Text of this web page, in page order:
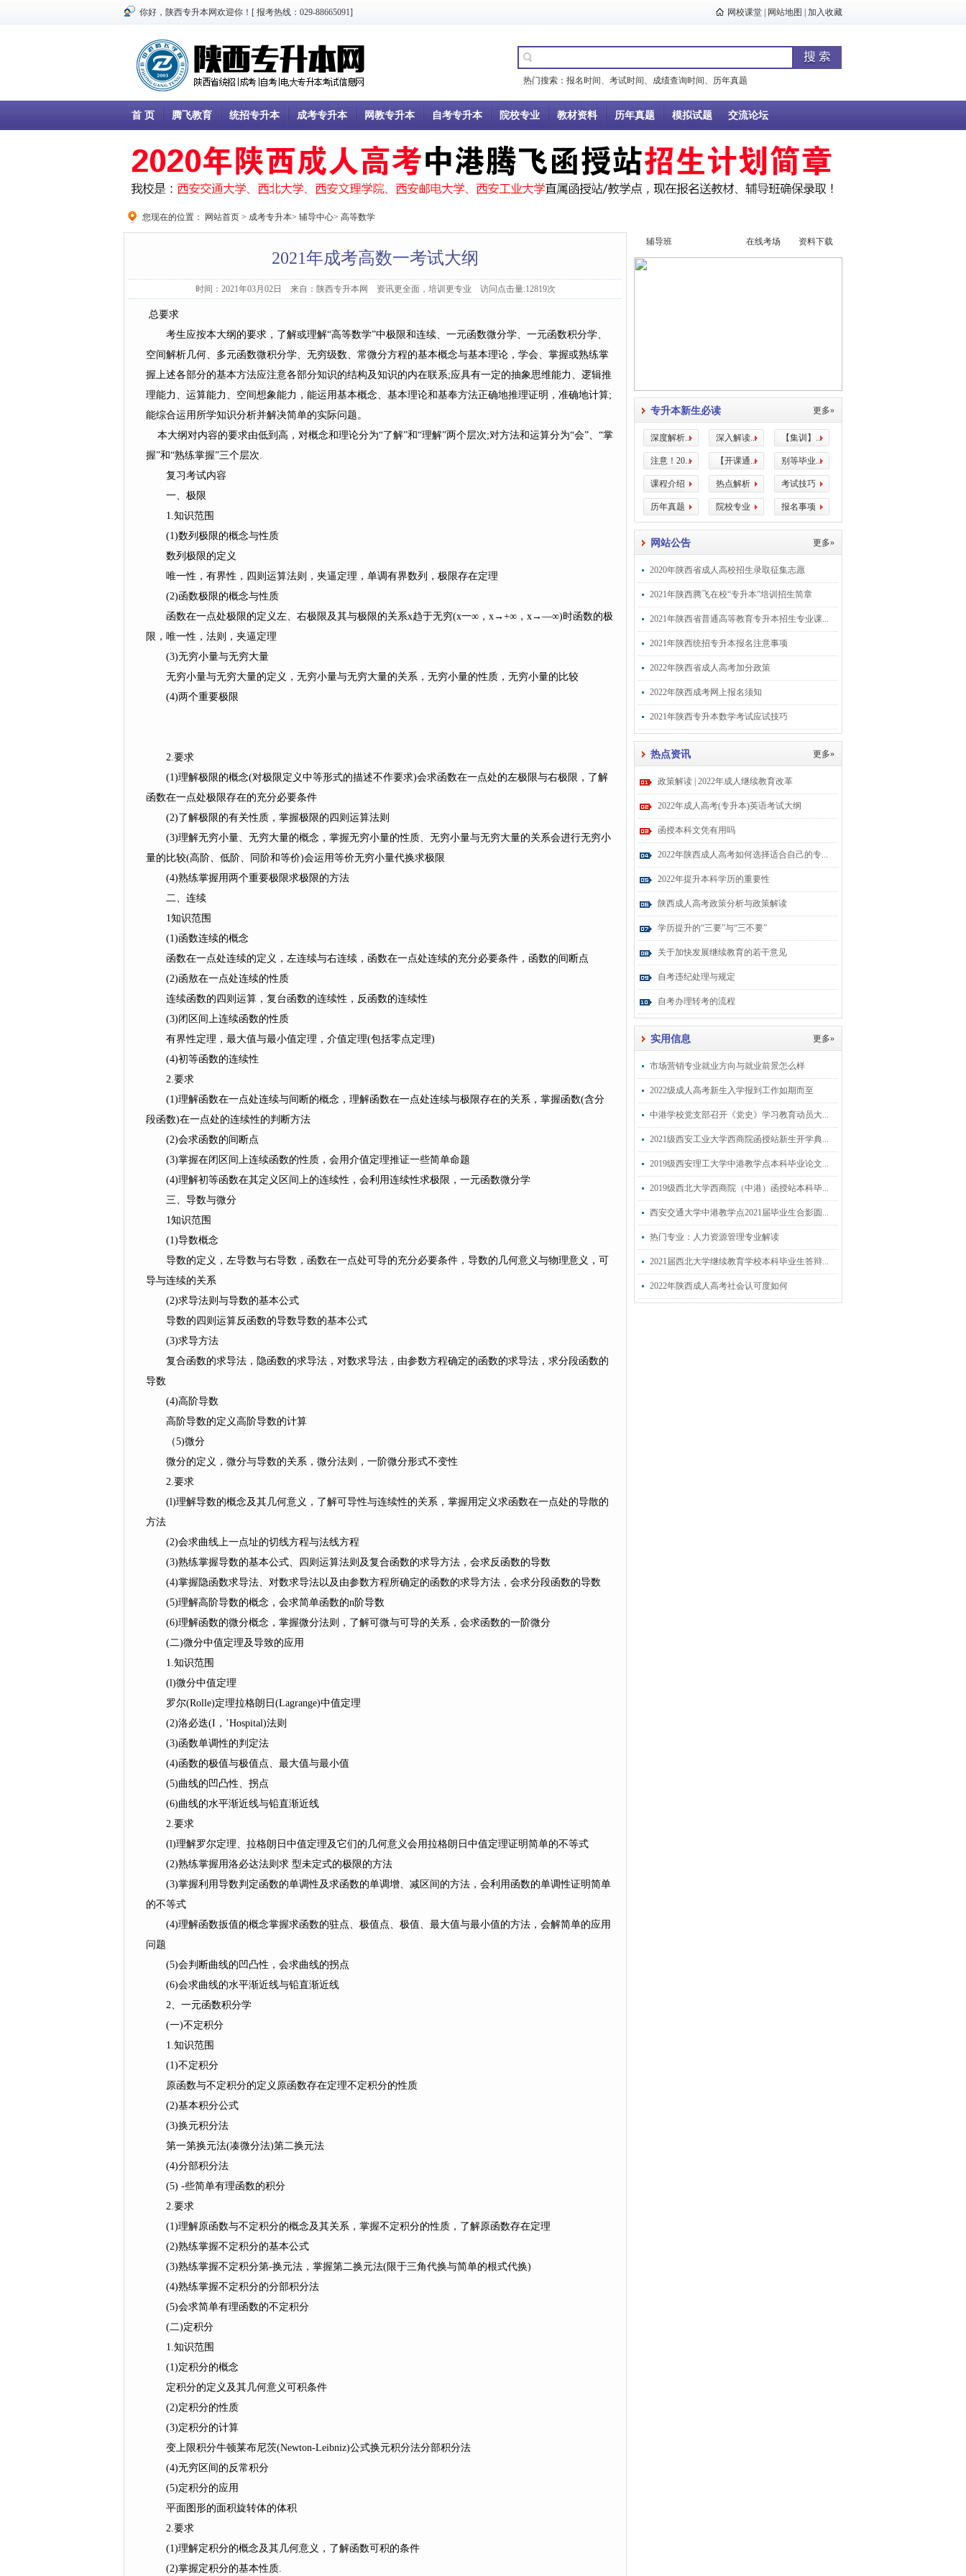
你好，陕西专升本网欢迎你！[ 报考热线：029-88665091] 网校课堂 网站地图 加入收藏
热门搜索： 报名时间 、 考试时间 、 成绩查询时间 、 历年真题
首 页 腾飞教育 统招专升本 成考专升本 网教专升本 自考专升本 院校专业 教材资料 历年真题 模拟试题 交流论坛
您现在的位置： 网站首页 > 成考专升本> 辅导中心> 高等数学
2021年成考高数一考试大纲
时间：2021年03月02日 来自：陕西专升本网 资讯更全面，培训更专业 访问点击量:12819次
总要求
考生应按本大纲的要求，了解或理解“高等数学”中极限和连续、一元函数微分学、一元函数积分学、
空间解析几何、多元函数微积分学、无穷级数、常微分方程的基本概念与基本理论，学会、掌握或熟练掌
握上述各部分的基本方法应注意各部分知识的结构及知识的内在联系;应具有一定的抽象思维能力、逻辑推
理能力、运算能力、空间想象能力，能运用基本概念、基本理论和基奉方法正确地推理证明，准确地计算;
能综合运用所学知识分析并解决简单的实际问题。
本大纲对内容的要求由低到高，对概念和理论分为“了解”和“理解”两个层次;对方法和运算分为“会”、“掌
握”和“熟练掌握”三个层次.
复习考试内容
一、极限
1.知识范围
(1)数列极限的概念与性质
数列极限的定义
唯一性，有界性，四则运算法则，夹逼定理，单调有界数列，极限存在定理
(2)函数极限的概念与性质
函数在一点处极限的定义左、右极限及其与极限的关系x趋于无穷(x一∞，x→+∞，x→—∞)时函数的极
限，唯一性，法则，夹逼定理
(3)无穷小量与无穷大量
无穷小量与无穷大量的定义，无穷小量与无穷大量的关系，无穷小量的性质，无穷小量的比较
(4)两个重要极限
2.要求
(1)理解极限的概念(对极限定义中等形式的描述不作要求)会求函数在一点处的左极限与右极限，了解
函数在一点处极限存在的充分必要条件
(2)了解极限的有关性质，掌握极限的四则运算法则
(3)理解无穷小量、无穷大量的概念，掌握无穷小量的性质、无穷小量与无穷大量的关系会进行无穷小
量的比较(高阶、低阶、同阶和等价)会运用等价无穷小量代换求极限
(4)熟练掌握用两个重要极限求极限的方法
二、连续
1知识范围
(1)函数连续的概念
函数在一点处连续的定义，左连续与右连续，函数在一点处连续的充分必要条件，函数的间断点
(2)函敖在一点处连续的性质
连续函数的四则运算，复台函数的连续性，反函数的连续性
(3)闭区间上连续函数的性质
有界性定理，最大值与最小值定理，介值定理(包括零点定理)
(4)初等函数的连续性
2.要求
(1)理解函数在一点处连续与间断的概念，理解函数在一点处连续与极限存在的关系，掌握函数(含分
段函数)在一点处的连续性的判断方法
(2)会求函数的间断点
(3)掌握在闭区间上连续函数的性质，会用介值定理推证一些简单命题
(4)理解初等函数在其定义区间上的连续性，会利用连续性求极限，一元函数微分学
三、导数与微分
1知识范围
(1)导数概念
导数的定义，左导数与右导数，函数在一点处可导的充分必要条件，导数的几何意义与物理意义，可
导与连续的关系
(2)求导法则与导数的基本公式
导数的四则运算反函数的导数导数的基本公式
(3)求导方法
复合函数的求导法，隐函数的求导法，对数求导法，由参数方程确定的函数的求导法，求分段函数的
导数
(4)高阶导数
高阶导数的定义高阶导数的计算
（5)微分
微分的定义，微分与导数的关系，微分法则，一阶微分形式不变性
2.要求
(l)理解导数的概念及其几何意义，了解可导性与连续性的关系，掌握用定义求函数在一点处的导散的
方法
(2)会求曲线上一点址的切线方程与法线方程
(3)熟练掌握导数的基本公式、四则运算法则及复合函数的求导方法，会求反函数的导数
(4)掌握隐函数求导法、对数求导法以及由参数方程所确定的函数的求导方法，会求分段函数的导数
(5)理解高阶导数的概念，会求简单函数的n阶导数
(6)理解函数的微分概念，掌握微分法则，了解可微与可导的关系，会求函数的一阶微分
(二)微分中值定理及导致的应用
1.知识范围
(l)微分中值定理
罗尔(Rolle)定理拉格朗日(Lagrange)中值定理
(2)洛必迭(I，’Hospital)法则
(3)函数单调性的判定法
(4)函数的极值与极值点、最大值与最小值
(5)曲线的凹凸性、拐点
(6)曲线的水平渐近线与铅直渐近线
2.要求
(l)理解罗尔定理、拉格朗日中值定理及它们的几何意义会用拉格朗日中值定理证明简单的不等式
(2)熟练掌握用洛必达法则求 型未定式的极限的方法
(3)掌握利用导数判定函数的单调性及求函数的单调增、减区间的方法，会利用函数的单调性证明简单
的不等式
(4)理解函数扳值的概念掌握求函数的驻点、极值点、极值、最大值与最小值的方法，会解简单的应用
问题
(5)会判断曲线的凹凸性，会求曲线的拐点
(6)会求曲线的水平渐近线与铅直渐近线
2、一元函数积分学
(一)不定积分
1.知识范围
(1)不定积分
原函数与不定积分的定义原函数存在定理不定积分的性质
(2)基本积分公式
(3)换元积分法
第一第换元法(凑微分法)第二换元法
(4)分部积分法
(5) -些简单有理函数的积分
2.要求
(1)理解原函数与不定积分的概念及其关系，掌握不定积分的性质，了解原函数存在定理
(2)熟练掌握不定积分的基本公式
(3)熟练掌握不定积分第-换元法，掌握第二换元法(限于三角代换与简单的根式代换)
(4)熟练掌握不定积分的分部积分法
(5)会求简单有理函数的不定积分
(二)定积分
1.知识范围
(1)定积分的概念
定积分的定义及其几何意义可积条件
(2)定积分的性质
(3)定积分的计算
变上限积分牛顿莱布尼茨(Newton-Leibniz)公式换元积分法分部积分法
(4)无穷区间的反常积分
(5)定积分的应用
平面图形的面积旋转体的体积
2.要求
(1)理解定积分的概念及其几何意义，了解函数可积的条件
(2)掌握定积分的基本性质.
辅导班 在线考场 资料下载
专升本新生必读 更多»
深度解析... 深入解读... 【集训】...
注意！20... 【开课通... 别等毕业...
课程介绍 热点解析 考试技巧
历年真题 院校专业 报名事项
网站公告 更多»
2020年陕西省成人高校招生录取征集志愿
2021年陕西腾飞在校“专升本”培训招生简章
2021年陕西省普通高等教育专升本招生专业课...
2021年陕西统招专升本报名注意事项
2022年陕西省成人高考加分政策
2022年陕西成考网上报名须知
2021年陕西专升本数学考试应试技巧
热点资讯 更多»
政策解读 | 2022年成人继续教育改革
2022年成人高考(专升本)英语考试大纲
函授本科文凭有用吗
2022年陕西成人高考如何选择适合自己的专...
2022年提升本科学历的重要性
陕西成人高考政策分析与政策解读
学历提升的“三要”与“三不要”
关于加快发展继续教育的若干意见
自考违纪处理与规定
自考办理转考的流程
实用信息 更多»
市场营销专业就业方向与就业前景怎么样
2022级成人高考新生入学报到工作如期而至
中港学校党支部召开《党史》学习教育动员大...
2021级西安工业大学西商院函授站新生开学典...
2019级西安理工大学中港教学点本科毕业论文...
2019级西北大学西商院（中港）函授站本科毕...
西安交通大学中港教学点2021届毕业生合影圆...
热门专业：人力资源管理专业解读
2021届西北大学继续教育学校本科毕业生答辩...
2022年陕西成人高考社会认可度如何